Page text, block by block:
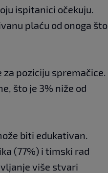
ispitanici očekuju.
plaću od onoga što
poziciju spremačice.
što je 3% niže od
biti edukativan.
(77%) i timski rad
više stvari